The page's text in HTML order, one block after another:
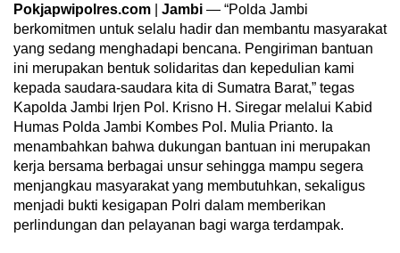
Pokjapwipolres.com Jambi — “Polda Jambi
berkomitmen untuk selalu hadir dan membantu masyarakat
yang sedang menghadapi bencana. Pengiriman bantuan
ini merupakan bentuk solidaritas dan kepedulian kami
kepada saudara-saudara kita di Sumatra Barat,” tegas
Kapolda Jambi Irjen Pol. Krisno H. Siregar melalui Kabid
Humas Polda Jambi Kombes Pol. Mulia Prianto. Ia
menambahkan bahwa dukungan bantuan ini merupakan
kerja bersama berbagai unsur sehingga mampu segera
menjangkau masyarakat yang membutuhkan, sekaligus
menjadi bukti kesigapan Polri dalam memberikan
perlindungan dan pelayanan bagi warga terdampak.